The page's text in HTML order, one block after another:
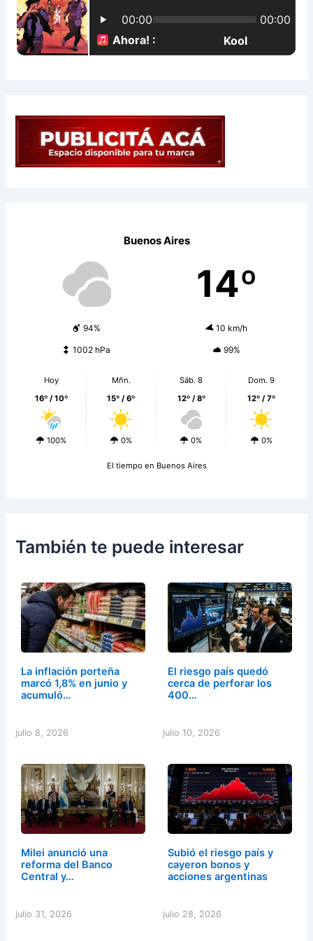
r
:
Buenos Aires
14º
94% 10 km/h
1002 hPa 99%
Hoy
16º / 10º
100%
Mñn.
15º / 6º
0%
Sáb. 8
12º / 8º
0%
Dom. 9
12º / 7º
0%
El tiempo en Buenos Aires
También te puede interesar
La inflación porteña
marcó 1,8% en junio y
acumuló…
julio 8, 2026
El riesgo país quedó
cerca de perforar los
400…
julio 10, 2026
Milei anunció una
reforma del Banco
Central y…
julio 31, 2026
Subió el riesgo país y
cayeron bonos y
acciones argentinas
julio 28, 2026